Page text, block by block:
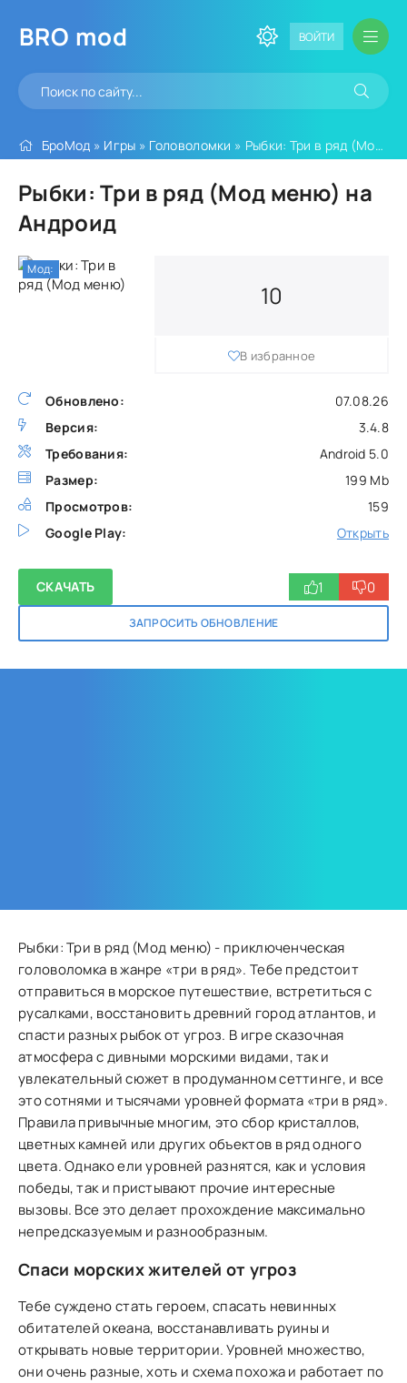
BRO mod ВОЙТИ
БроМод » Игры » Головоломки » Рыбки: Три в ряд (Мод меню)
Рыбки: Три в ряд (Мод меню) на
Андроид
Обновлено:
07.08.26
Версия:
3.4.8
Требования:
Android 5.0
Размер:
199 Mb
Просмотров:
159
Google Play:
Открыть
10
В избранное
СКАЧАТЬ
ЗАПРОСИТЬ ОБНОВЛЕНИЕ
1 0
Мод:
Рыбки: Три в ряд (Мод меню) - приключенческая
головоломка в жанре «три в ряд». Тебе предстоит
отправиться в морское путешествие, встретиться с
русалками, восстановить древний город атлантов, и
спасти разных рыбок от угроз. В игре сказочная
атмосфера с дивными морскими видами, так и
увлекательный сюжет в продуманном сеттинге, и все
это сотнями и тысячами уровней формата «три в ряд».
Правила привычные многим, это сбор кристаллов,
цветных камней или других объектов в ряд одного
цвета. Однако ели уровней разнятся, как и условия
победы, так и пристывают прочие интересные
вызовы. Все это делает прохождение максимально
непредсказуемым и разнообразным.
Спаси морских жителей от угроз
Тебе суждено стать героем, спасать невинных
обитателей океана, восстанавливать руины и
открывать новые территории. Уровней множество,
они очень разные, хоть и схема похожа и работает по